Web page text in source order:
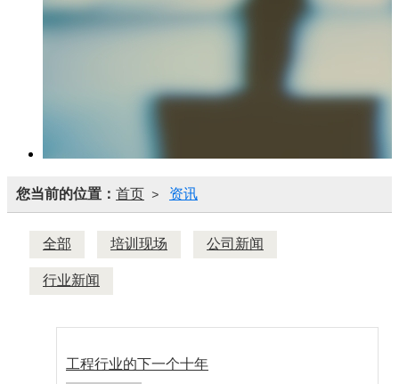
您当前的位置： 首页 > 资讯
全部 培训现场 公司新闻
行业新闻
工程行业的下一个十年